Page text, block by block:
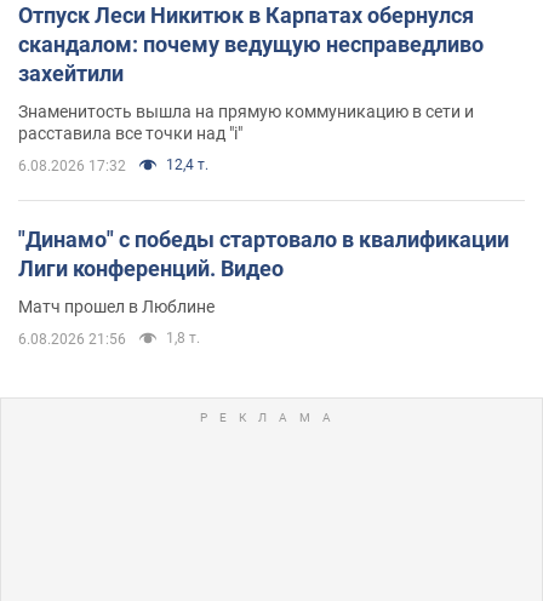
Отпуск Леси Никитюк в Карпатах обернулся
скандалом: почему ведущую несправедливо
захейтили
Знаменитость вышла на прямую коммуникацию в сети и
расставила все точки над "i"
6.08.2026 17:32 12,4 т.
"Динамо" с победы стартовало в квалификации
Лиги конференций. Видео
Матч прошел в Люблине
6.08.2026 21:56 1,8 т.